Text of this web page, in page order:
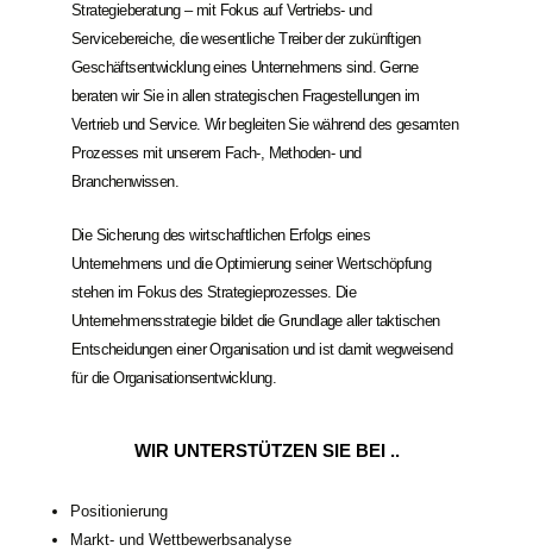
Strategieberatung – mit Fokus auf Vertriebs- und
Servicebereiche, die wesentliche Treiber der zukünftigen
Geschäftsentwicklung eines Unternehmens sind.Gerne
beraten wir Sie in allen strategischen Fragestellungen im
Vertrieb und Service. Wir begleiten Sie während des gesamten
Prozesses mit unserem Fach-, Methoden- und
Branchenwissen.
Die Sicherung des wirtschaftlichen Erfolgs eines
Unternehmens und die Optimierung seiner Wertschöpfung
stehen im Fokus des Strategieprozesses. Die
Unternehmensstrategie bildet die Grundlage aller taktischen
Entscheidungen einer Organisation und ist damit wegweisend
für die Organisationsentwicklung.
WIR UNTERSTÜTZEN SIE BEI ..
Positionierung
Markt- und Wettbewerbsanalyse